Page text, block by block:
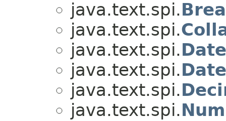
java.text.spi.
java.text.spi.
java.text.spi.
java.text.spi.
java.text.spi.
java.text.spi.